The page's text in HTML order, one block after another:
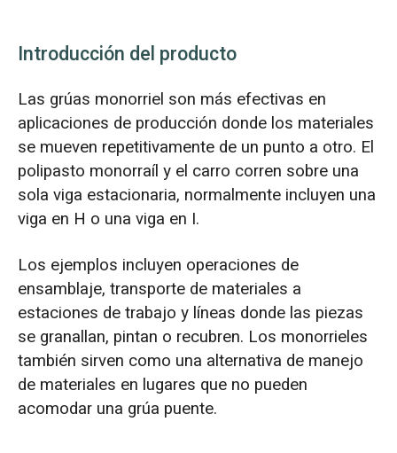
Introducción del producto
Las grúas monorriel son más efectivas en
aplicaciones de producción donde los materiales
se mueven repetitivamente de un punto a otro. El
polipasto monorraíl y el carro corren sobre una
sola viga estacionaria, normalmente incluyen una
viga en H o una viga en I.
Los ejemplos incluyen operaciones de
ensamblaje, transporte de materiales a
estaciones de trabajo y líneas donde las piezas
se granallan, pintan o recubren. Los monorrieles
también sirven como una alternativa de manejo
de materiales en lugares que no pueden
acomodar una grúa puente.